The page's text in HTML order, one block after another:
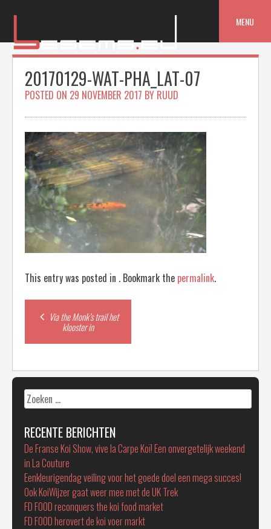
MENU
20170129-WAT-PHA_LAT-07
POSTED ON 29 NOVEMBER 2017 BY RUUD
This entry was posted in . Bookmark the permalink.
Post
navigation
Via the Monk’s trail het
klooster in
Zoeken
naar:
RECENTE BERICHTEN
De Franse Koi Show, vive la Carpe Koï! Een onvergetelijk weekend
in La Couture
Eenkleurigendag veiling voor het goede doel een mega succes!
Ook KoiWijzer gaat weer mee met de UK Trek
FD FOOD reconquers the koi food market
FD FOOD herovert de koi voer markt